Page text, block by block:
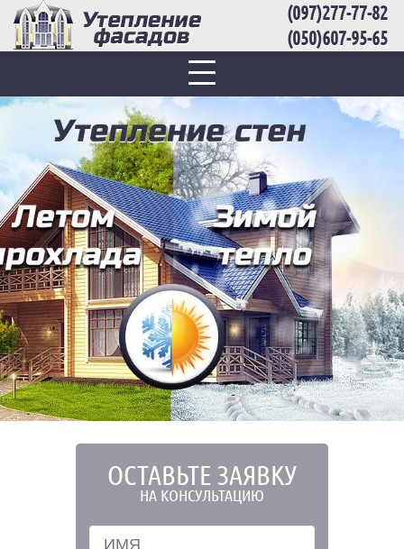
Перейти к основному содержанию
(097)277-77-82
(050)607-95-65
ОСТАВЬТЕ ЗАЯВКУ
НА КОНСУЛЬТАЦИЮ
Имя*